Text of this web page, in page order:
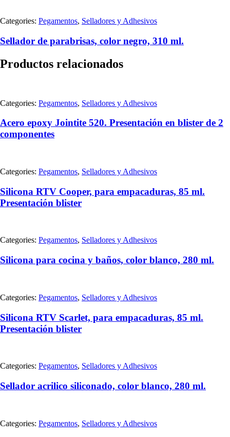
Categories: Pegamentos, Selladores y Adhesivos
Sellador de parabrisas, color negro, 310 ml.
Productos relacionados
Categories: Pegamentos, Selladores y Adhesivos
Acero epoxy Jointite 520. Presentación en blister de 2
componentes
Categories: Pegamentos, Selladores y Adhesivos
Silicona RTV Cooper, para empacaduras, 85 ml.
Presentación blister
Categories: Pegamentos, Selladores y Adhesivos
Silicona para cocina y baños, color blanco, 280 ml.
Categories: Pegamentos, Selladores y Adhesivos
Silicona RTV Scarlet, para empacaduras, 85 ml.
Presentación blister
Categories: Pegamentos, Selladores y Adhesivos
Sellador acrilico siliconado, color blanco, 280 ml.
Categories: Pegamentos, Selladores y Adhesivos